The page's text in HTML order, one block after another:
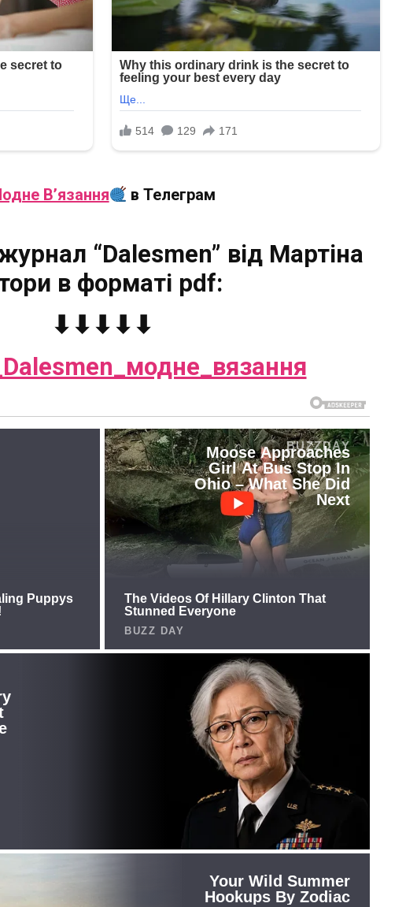
В’язання в Телеграм
“Dalesmen” від Мартіна
в форматі pdf:
⬇⬇⬇⬇⬇